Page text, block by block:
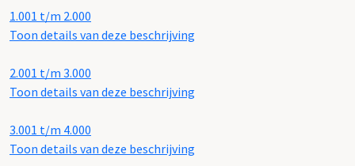
1.001 t/m 2.000
Toon details van deze beschrijving
2.001 t/m 3.000
Toon details van deze beschrijving
3.001 t/m 4.000
Toon details van deze beschrijving